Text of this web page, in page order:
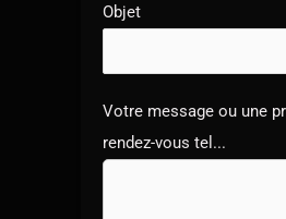
Objet
Votre message ou une
rendez-vous tel...